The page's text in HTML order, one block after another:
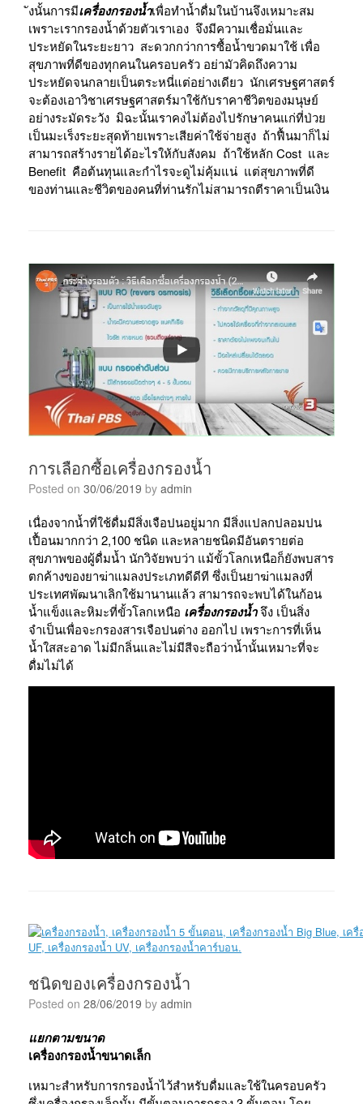
ังนั้นการมีเครื่องกรองน้ำเพื่อทำน้ำดื่มในบ้านจึงเหมาะสม
เพราะเรากรองน้ำด้วยตัวเราเอง จึงมีความเชื่อมั่นและ
ประหยัดในระยะยาว สะดวกกว่าการซื้อน้ำขวดมาใช้ เพื่อ
สุขภาพที่ดีของทุกคนในครอบครัว อย่ามัวคิดถึงความ
ประหยัดจนกลายเป็นตระหนี่แต่อย่างเดียว นักเศรษฐศาสตร์
จะต้องเอาวิชาเศรษฐศาสตร์มาใช้กับราคาชีวิตของมนุษย์
อย่างระมัดระวัง มิฉะนั้นเราคงไม่ต้องไปรักษาคนแก่ที่ป่วย
เป็นมะเร็งระยะสุดท้ายเพราะเสียค่าใช้จ่ายสูง ถ้าฟื้นมาก็ไม่
สามารถสร้างรายได้อะไรให้กับสังคม ถ้าใช้หลัก Cost และ
Benefit คือต้นทุนและกำไรจะดูไม่คุ้มแน่ แต่สุขภาพที่ดี
ของท่านและชีวิตของคนที่ท่านรักไม่สามารถตีราคาเป็นเงิน
การเลือกซื้อเครื่องกรองน้ำ
Posted on 30/06/2019 by admin
เนื่องจากน้ำที่ใช้ดื่มมีสิ่งเจือปนอยู่มาก มีสิ่งแปลกปลอมปน
เปื้อนมากกว่า 2,100 ชนิด และหลายชนิดมีอันตรายต่อ
สุขภาพของผู้ดื่มน้ำ นักวิจัยพบว่า แม้ขั้วโลกเหนือก็ยังพบสาร
ตกค้างของยาฆ่าแมลงประเภทดีดีที ซึ่งเป็นยาฆ่าแมลงที่
ประเทศพัฒนาเลิกใช้มานานแล้ว สามารถจะพบได้ในก้อน
น้ำแข็งและหิมะที่ขั้วโลกเหนือ เครื่องกรองน้ำจึง เป็นสิ่ง
จำเป็นเพื่อจะกรองสารเจือปนต่าง ออกไป เพราะการที่เห็น
น้ำใสสะอาด ไม่มีกลิ่นและไม่มีสีจะถือว่าน้ำนั้นเหมาะที่จะ
ดื่มไม่ได้
ชนิดของเครื่องกรองน้ำ
Posted on 28/06/2019 by admin
แยกตามขนาด
เครื่องกรองน้ำขนาดเล็ก
เหมาะสำหรับการกรองน้ำไว้สำหรับดื่มและใช้ในครอบครัว